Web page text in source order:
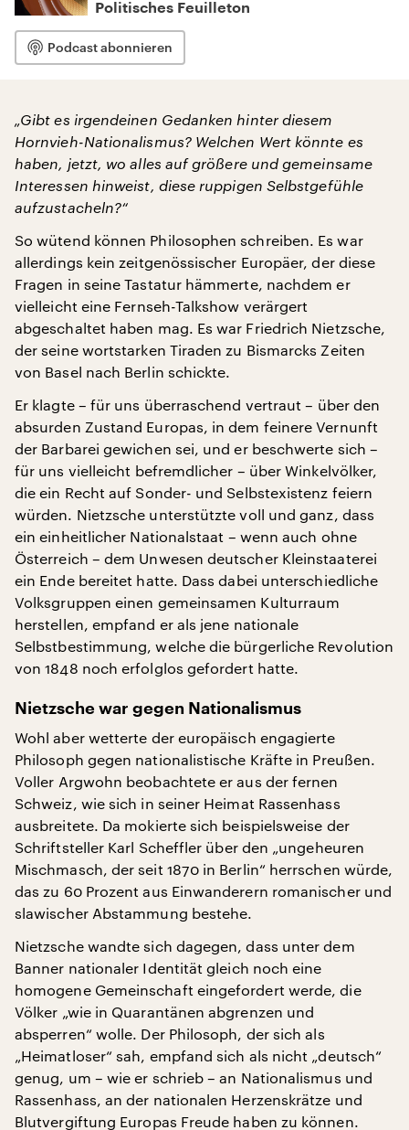
Politisches Feuilleton
Podcast abonnieren
„Gibt es irgendeinen Gedanken hinter diesem
Hornvieh-Nationalismus? Welchen Wert könnte es
haben, jetzt, wo alles auf größere und gemeinsame
Interessen hinweist, diese ruppigen Selbstgefühle
aufzustacheln?“
So wütend können Philosophen schreiben. Es war
allerdings kein zeitgenössischer Europäer, der diese
Fragen in seine Tastatur hämmerte, nachdem er
vielleicht eine Fernseh-Talkshow verärgert
abgeschaltet haben mag. Es war Friedrich Nietzsche,
der seine wortstarken Tiraden zu Bismarcks Zeiten
von Basel nach Berlin schickte.
Er klagte – für uns überraschend vertraut – über den
absurden Zustand Europas, in dem feinere Vernunft
der Barbarei gewichen sei, und er beschwerte sich –
für uns vielleicht befremdlicher – über Winkelvölker,
die ein Recht auf Sonder- und Selbstexistenz feiern
würden. Nietzsche unterstützte voll und ganz, dass
ein einheitlicher Nationalstaat – wenn auch ohne
Österreich – dem Unwesen deutscher Kleinstaaterei
ein Ende bereitet hatte. Dass dabei unterschiedliche
Volksgruppen einen gemeinsamen Kulturraum
herstellen, empfand er als jene nationale
Selbstbestimmung, welche die bürgerliche Revolution
von 1848 noch erfolglos gefordert hatte.
Nietzsche war gegen Nationalismus
Wohl aber wetterte der europäisch engagierte
Philosoph gegen nationalistische Kräfte in Preußen.
Voller Argwohn beobachtete er aus der fernen
Schweiz, wie sich in seiner Heimat Rassenhass
ausbreitete. Da mokierte sich beispielsweise der
Schriftsteller Karl Scheffler über den „ungeheuren
Mischmasch, der seit 1870 in Berlin“ herrschen würde,
das zu 60 Prozent aus Einwanderern romanischer und
slawischer Abstammung bestehe.
Nietzsche wandte sich dagegen, dass unter dem
Banner nationaler Identität gleich noch eine
homogene Gemeinschaft eingefordert werde, die
Völker „wie in Quarantänen abgrenzen und
absperren“ wolle. Der Philosoph, der sich als
„Heimatloser“ sah, empfand sich als nicht „deutsch“
genug, um – wie er schrieb – an Nationalismus und
Rassenhass, an der nationalen Herzenskrätze und
Blutvergiftung Europas Freude haben zu können.